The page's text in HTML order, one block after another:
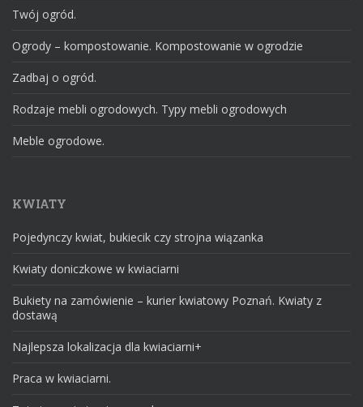
Twój ogród.
Ogrody – kompostowanie. Kompostowanie w ogrodzie
Zadbaj o ogród.
Rodzaje mebli ogrodowych. Typy mebli ogrodowych
Meble ogrodowe.
KWIATY
Pojedynczy kwiat, bukiecik czy strojna wiązanka
Kwiaty doniczkowe w kwiaciarni
Bukiety na zamówienie – kurier kwiatowy Poznań. Kwiaty z
dostawą
Najlepsza lokalizacja dla kwiaciarni+
Praca w kwiaciarni.